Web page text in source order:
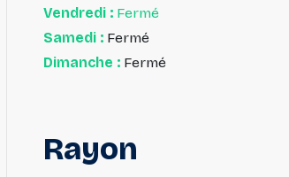
Vendredi :Fermé
Samedi :Fermé
Dimanche :Fermé
Rayon